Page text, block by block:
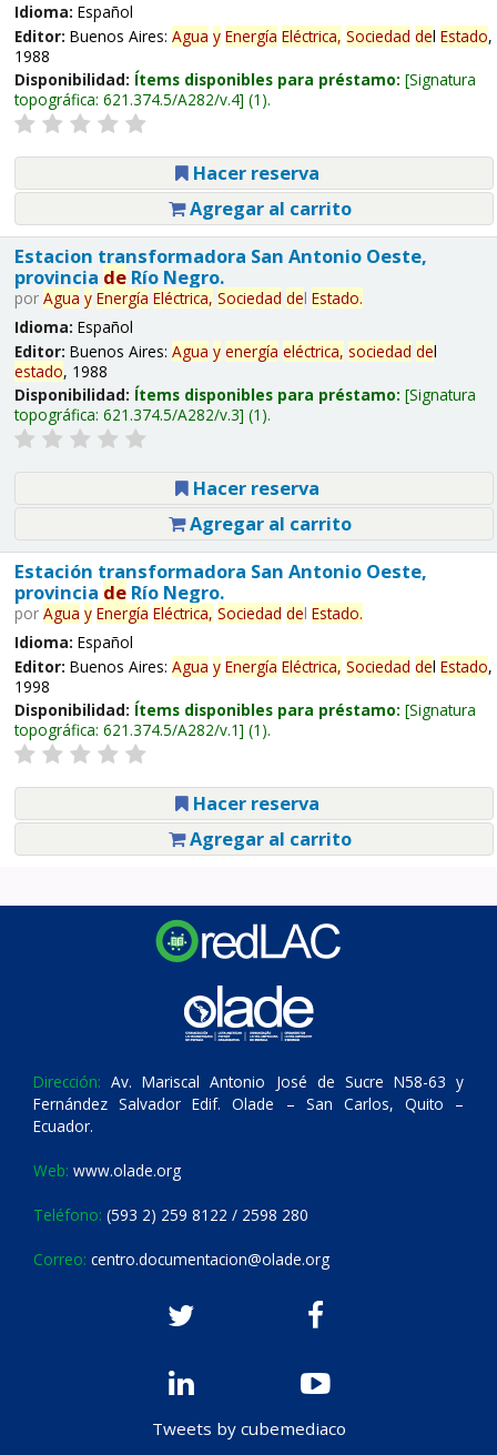
Idioma: Español
Editor: Buenos Aires: Agua y Energía Eléctrica, Sociedad del Estado,
1988
Disponibilidad: Ítems disponibles para préstamo: Signatura
topográfica: 621.374.5/A282/v.4 (1).
Hacer reserva
Agregar al carrito
Estacion transformadora San Antonio Oeste,
provincia deRío Negro.
por Agua y Energía Eléctrica, Sociedad del Estado.
Idioma: Español
Editor: Buenos Aires: Agua y energía eléctrica, sociedad del
estado, 1988
Disponibilidad: Ítems disponibles para préstamo: Signatura
topográfica: 621.374.5/A282/v.3 (1).
Hacer reserva
Agregar al carrito
Estación transformadora San Antonio Oeste,
provincia deRío Negro.
por Agua y Energía Eléctrica, Sociedad del Estado.
Idioma: Español
Editor: Buenos Aires: Agua y Energía Eléctrica, Sociedad del Estado,
1998
Disponibilidad: Ítems disponibles para préstamo: Signatura
topográfica: 621.374.5/A282/v.1 (1).
Hacer reserva
Agregar al carrito
Dirección: Av. Mariscal Antonio José de Sucre N58-63 y
Fernández Salvador Edif. Olade – San Carlos, Quito –
Ecuador.
Web: www.olade.org
Teléfono: (593 2) 259 8122 / 2598 280
Correo: centro.documentacion@olade.org
Tweets by cubemediaco